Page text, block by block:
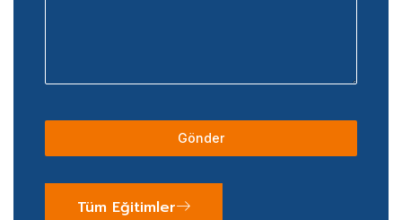
Gönder
Tüm Eğitimler